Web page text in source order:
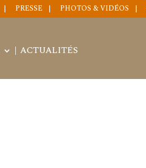
PRESSE PHOTOS & VIDÉOS
ACTUALITÉS